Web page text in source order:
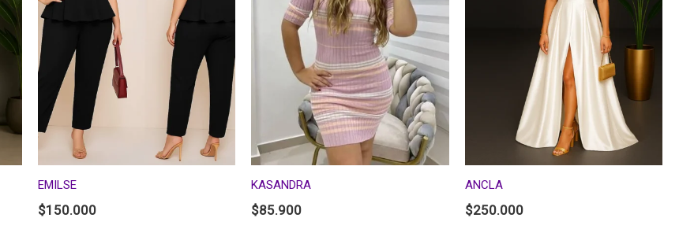
EMILSE
$150.000
KASANDRA
$85.900
ANCLA
$250.000